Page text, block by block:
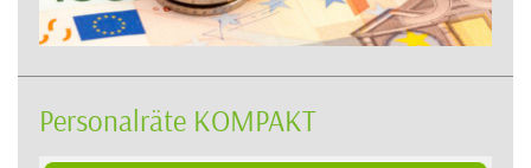
Personalräte KOMPAKT